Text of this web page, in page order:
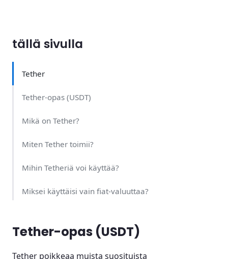
tällä sivulla
Tether
Tether-opas (USDT)
Mikä on Tether?
Miten Tether toimii?
Mihin Tetheriä voi käyttää?
Miksei käyttäisi vain fiat-valuuttaa?
Mikä on Tetherin lompakko?
Tether-opas (USDT)
Tether poikkeaa muista suosituista